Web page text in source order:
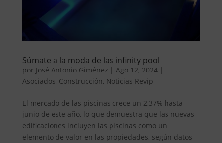
Súmate a la moda de las infinity pool
por José Antonio Giménez | Ago 12, 2024|
Asociados, Construcción, Noticias Revip
El mercado de las piscinas crece un 2,37% hasta
junio de este año, lo que demuestra que las nuevas
edificaciones incluyen las piscinas como un
elemento de valor en las propiedades, según datos